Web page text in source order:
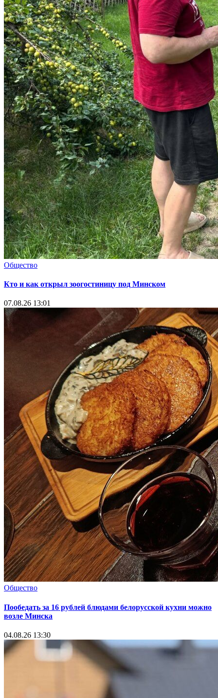
Общество
Кто и как открыл зоогостиницу под Минском
07.08.26 13:01
Общество
Пообедать за 16 рублей блюдами белорусской кухни можно
возле Минска
04.08.26 13:30